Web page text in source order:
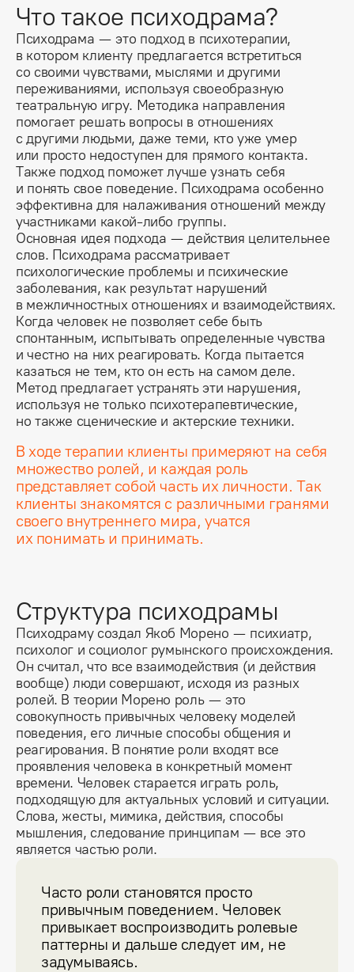
Что такое психодрама?
Психодрама — это подход в психотерапии,
в котором клиенту предлагается встретиться
со своими чувствами, мыслями и другими
переживаниями, используя своеобразную
театральную игру. Методика направления
помогает решать вопросы в отношениях
с другими людьми, даже теми, кто уже умер
или просто недоступен для прямого контакта.
Также подход поможет лучше узнать себя
и понять свое поведение. Психодрама особенно
эффективна для налаживания отношений между
участниками какой-либо группы.
Основная идея подхода — действия целительнее
слов. Психодрама рассматривает
психологические проблемы и психические
заболевания, как результат нарушений
в межличностных отношениях и взаимодействиях.
Когда человек не позволяет себе быть
спонтанным, испытывать определенные чувства
и честно на них реагировать. Когда пытается
казаться не тем, кто он есть на самом деле.
Метод предлагает устранять эти нарушения,
используя не только психотерапевтические,
но также сценические и актерские техники.
В ходе терапии клиенты примеряют на себя
множество ролей, и каждая роль
представляет собой часть их личности. Так
клиенты знакомятся с различными гранями
своего внутреннего мира, учатся
их понимать и принимать.
Структура психодрамы
Психодраму создал Якоб Морено — психиатр,
психолог и социолог румынского происхождения.
Он считал, что все взаимодействия (и действия
вообще) люди совершают, исходя из разных
ролей. В теории Морено роль — это
совокупность привычных человеку моделей
поведения, его личные способы общения и
реагирования. В понятие роли входят все
проявления человека в конкретный момент
времени. Человек старается играть роль,
подходящую для актуальных условий и ситуации.
Слова, жесты, мимика, действия, способы
мышления, следование принципам — все это
является частью роли.
Часто роли становятся просто
привычным поведением. Человек
привыкает воспроизводить ролевые
паттерны и дальше следует им, не
задумываясь.